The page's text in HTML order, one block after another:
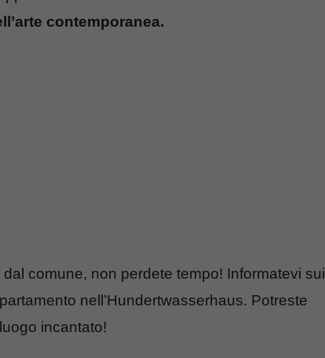
contemporanea.
comune, non perdete tempo! Informatevi sui
nell’Hundertwasserhaus. Potreste
incantato!